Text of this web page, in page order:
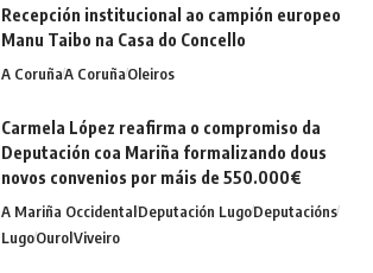
Recepción institucional ao campión europeo
Manu Taibo na Casa do Concello
A CoruñaA CoruñaOleiros
Carmela López reafirma o compromiso da
Deputación coa Mariña formalizando dous
novos convenios por máis de 550.000€
A Mariña OccidentalDeputación LugoDeputacións
LugoOurolViveiro